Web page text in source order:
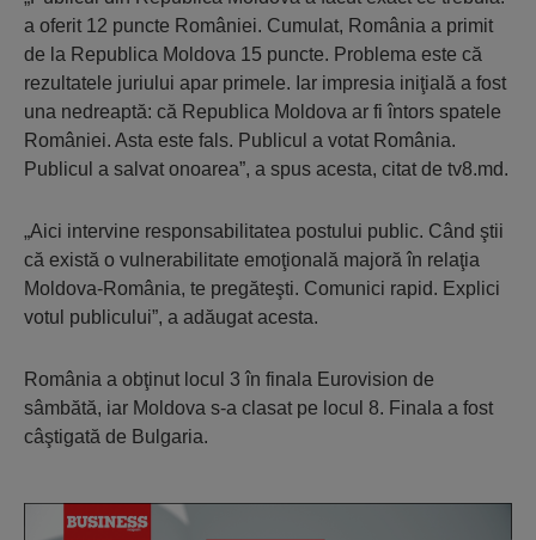
a oferit 12 puncte României. Cumulat, România a primit
de la Republica Moldova 15 puncte. Problema este că
rezultatele juriului apar primele. Iar impresia iniţială a fost
una nedreaptă: că Republica Moldova ar fi întors spatele
României. Asta este fals. Publicul a votat România.
Publicul a salvat onoarea”, a spus acesta, citat de tv8.md.
„Aici intervine responsabilitatea postului public. Când ştii
că există o vulnerabilitate emoţională majoră în relaţia
Moldova-România, te pregăteşti. Comunici rapid. Explici
votul publicului”, a adăugat acesta.
România a obţinut locul 3 în finala Eurovision de
sâmbătă, iar Moldova s-a clasat pe locul 8. Finala a fost
câştigată de Bulgaria.